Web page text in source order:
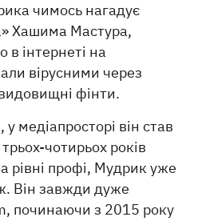
чимось нагадує
Хашима Мастура,
в інтернеті на
вірусними через
фінти.
медіапросторі він став
чотирьох років
рівні профі, Мудрик уже
Він завжди дуже
починаючи з 2015 року